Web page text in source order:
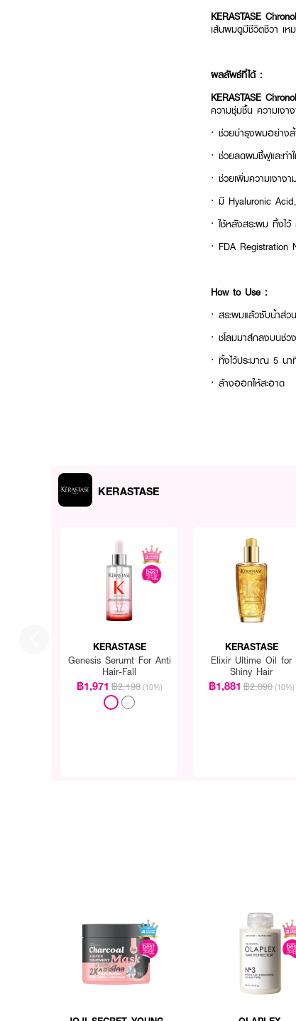
KERASTASE
เส้นผมดูมีชีวิตชีวา เห
ผลลัพธ์ที่ได้ :
KERASTASE
ความชุ่มชื้น ความเงา
· ช่วยบำรุงผมอย่างล้
· ช่วยลดผมชี้ฟูและทำ
· ช่วยเพิ่มความเงางา
· มี Hyaluronic
·ใช้หลังสระผม ทิ้งไ
· FDA Registration
How to Use :
· สระผมแล้วซับน้ำส่
· ชโลมมาส์กลงบนช่ว
· ทิ้งไว้ประมาณ 5 นา
· ล้างออกให้สะอาด
KERASTASE
KERASTASE
Genesis Serumt For Anti
Hair-Fall
฿1,971 ฿2,190 (10%)
KERASTASE
Elixir Ultime Oil for
Shiny Hair
฿1,881 ฿2,090 (10%)